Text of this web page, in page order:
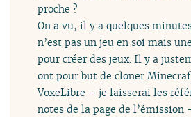
proche ?
On a vu, il y a quelques
n’est pas un jeu en soi mais
pour créer des jeux. Il y a
ont pour but de cloner
VoxeLibre – je laisserai les
notes de la page de l’émission